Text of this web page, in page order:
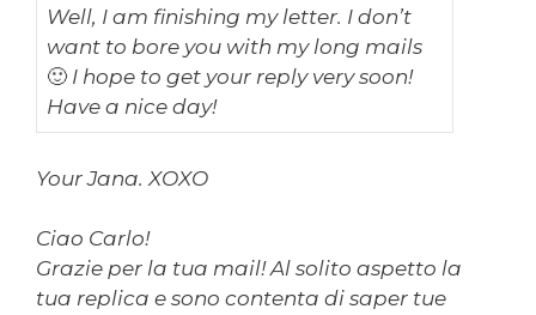
Well, I am finishing my letter. I don’t
want to bore you with my long mails
🙂 I hope to get your reply very soon!
Have a nice day!
Your Jana. XOXO
Ciao Carlo!
Grazie per la tua mail! Al solito aspetto la
tua replica e sono contenta di saper tue